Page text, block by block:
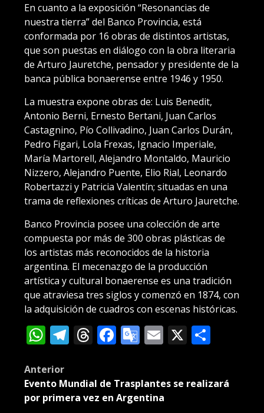
En cuanto a la exposición “Resonancias de
nuestra tierra” del Banco Provincia, está
conformada por 16 obras de distintos artistas,
que son puestas en diálogo con la obra literaria
de Arturo Jauretche, pensador y presidente de la
banca pública bonaerense entre 1946 y 1950.
La muestra expone obras de: Luis Benedit,
Antonio Berni, Ernesto Bertani, Juan Carlos
Castagnino, Pío Collivadino, Juan Carlos Durán,
Pedro Figari, Lola Frexas, Ignacio Imperiale,
María Martorell, Alejandro Montaldo, Mauricio
Nizzero, Alejandro Puente, Elio Rial, Leonardo
Robertazzi y Patricia Valentín; situadas en una
trama de reflexiones críticas de Arturo Jauretche.
Banco Provincia posee una colección de arte
compuesta por más de 300 obras plásticas de
los artistas más reconocidos de la historia
argentina. El mecenazgo de la producción
artística y cultural bonaerense es una tradición
que atraviesa tres siglos y comenzó en 1874, con
la adquisición de cuadros con escenas históricas.
WhatsApp
Telegram
Threads
Facebook
Google
Email
X
Post
navigation
Anterior
Evento Mundial de Trasplantes se realizará
por primera vez en Argentina